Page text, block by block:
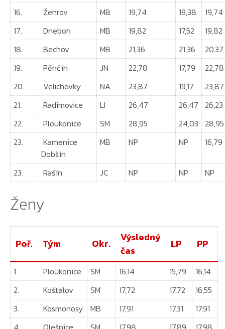
16.
Žehrov MB 19,74 19,38
19,74
17.
Dneboh MB 19,82 17,52
19,82
18.
Bechov MB 21,36 21,36
20,37
19.
Pěnčín JN 22,78 17,79
22,78
20.
Velichovky NA 23,87 19,17
23,87
21.
Radimovice LI 26,47 26,47
26,23
22.
Ploukonice SM 28,95 24,03
28,95
23.
Kamenice
Dobšín
MB NP NP 16,79
23. Rašín JC NP NP NP
Ženy
Poř. Tým Okr.
Výsledný
čas
LP PP
1. Ploukonice SM 16,14 15,79
16,14
2.
Košťálov SM 17,72 17,72
16,55
3.
Kosmonosy MB 17,91 17,31
17,91